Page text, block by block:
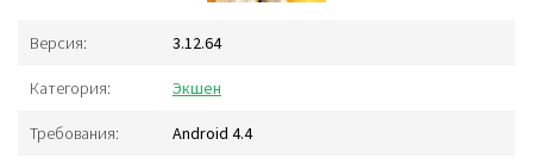
Версия: 3.12.64
Категория: Экшен
Требования: Android 4.4